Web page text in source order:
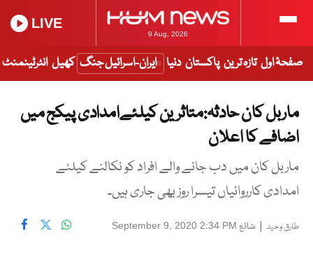
9 Aug, 2026
LIVE
صفحۂ اول تازہ ترین پاکستان دنیا ایران-اسرائیل جنگ کھیل انٹرٹینمنٹ
ماربل کان حادثہ:متاثرین کیلئےامدادی پیکج میں
اضافے کا اعلان
ماربل کان میں دب جانے والے افراد کو نکالنے کیلئے
امدادی کارروائیاں تیسرا روز بھی جاری ہیں۔
طارق وحید | شائع September 9, 2020 2:34 PM